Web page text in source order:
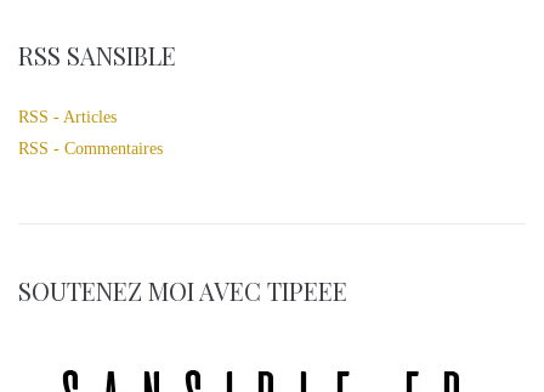
RSS SANSIBLE
RSS - Articles
RSS - Commentaires
SOUTENEZ MOI AVEC TIPEEE